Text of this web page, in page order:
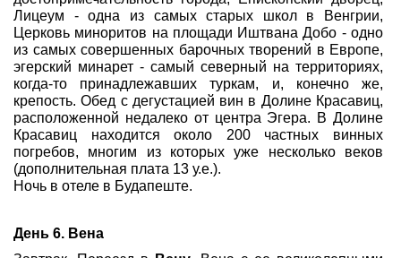
Лицеум - одна из самых старых школ в Венгрии,
Церковь миноритов на площади Иштвана Добо - одно
из самых совершенных барочных творений в Европе,
эгерский минарет - самый северный на территориях,
когда-то принадлежавших туркам, и, конечно же,
крепость. Обед с дегустацией вин в Долине Красавиц,
расположенной недалеко от центра Эгера. В Долине
Красавиц находится около 200 частных винных
погребов, многим из которых уже несколько веков
(дополнительная плата 13 у.е.).
Ночь в отеле в Будапеште.
День 6. Вена